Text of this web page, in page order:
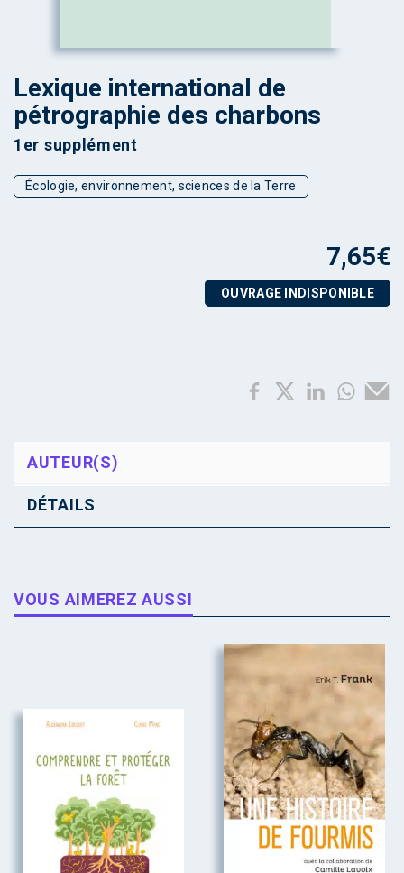
Lexique international de
pétrographie des charbons
1er supplément
Écologie, environnement, sciences de la Terre
7,65€
OUVRAGE INDISPONIBLE
AUTEUR(S)
DÉTAILS
VOUS AIMEREZ AUSSI